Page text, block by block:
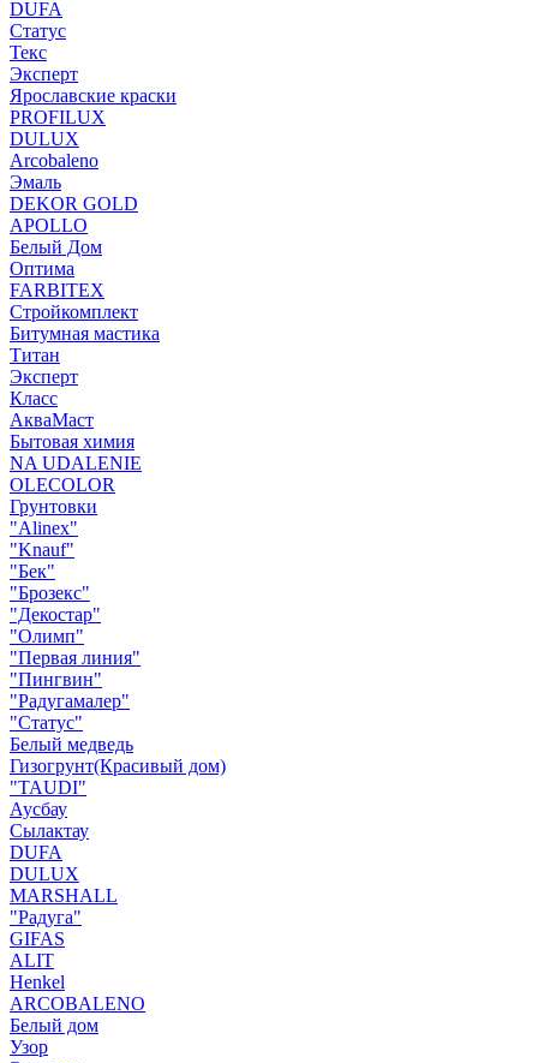
DUFA
Статус
Текс
Эксперт
Ярославские краски
PROFILUX
DULUX
Arcobaleno
Эмаль
DEKOR GOLD
APOLLO
Белый Дом
Оптима
FARBITEX
Стройкомплект
Битумная мастика
Титан
Эксперт
Класс
АкваМаст
Бытовая химия
NA UDALENIE
OLECOLOR
Грунтовки
"Alinex"
"Knauf"
"Бек"
"Брозекс"
"Декостар"
"Олимп"
"Первая линия"
"Пингвин"
"Радугамалер"
"Статус"
Белый медведь
Гизогрунт(Красивый дом)
"TAUDI"
Аусбау
Сылактау
DUFA
DULUX
MARSHALL
"Радуга"
GIFAS
ALIT
Henkel
ARCOBALENO
Белый дом
Узор